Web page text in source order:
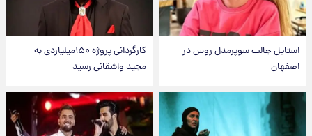
استایل جالب سوپرمدل روس در
اصفهان
کارگردانی پروژه ۱۵۰میلیاردی به
مجید واشقانی رسید